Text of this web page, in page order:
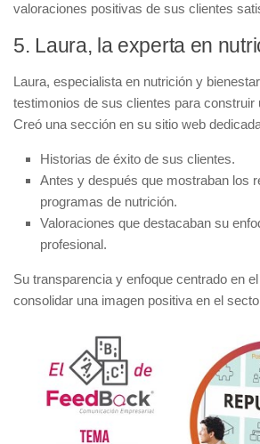
valoraciones positivas de sus clientes
5. Laura, la experta en
Laura, especialista en nutrición y
testimonios de sus clientes para construir
Creó una sección en su sitio web
Historias de éxito de sus clientes.
Antes y después que mostraban los
programas de nutrición.
Valoraciones que destacaban su
profesional.
Su transparencia y enfoque centrado en
consolidar una imagen positiva en el